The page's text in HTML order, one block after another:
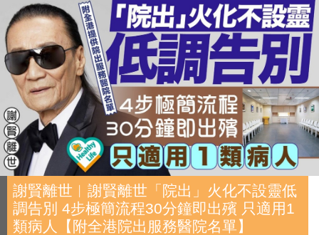
謝賢離世︱謝賢離世「院出」火化不設靈低
調告別 4步極簡流程30分鐘即出殯 只適用1
類病人【附全港院出服務醫院名單】